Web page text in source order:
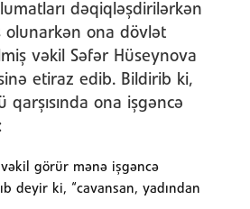
dəqiqləşdirilərkən
olunarkən ona dövlət
vəkil Səfər Hüseynova
etiraz edib. Bildirib ki,
qarşısında ona işgəncə
vəkil görür mənə işgəncə
deyir ki, “cavansan, yadından